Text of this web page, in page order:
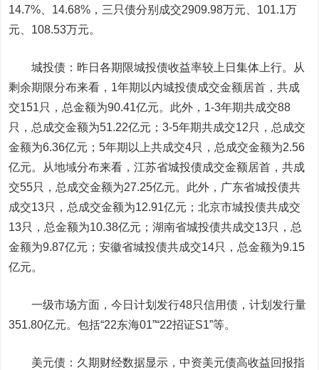
14.7%、14.68%，三只债分别成交2909.98万元、101.1万
元、108.53万元。
城投债 ：昨日各期限城投债收益率较上日集体上行。从
剩余期限分布来看，1年期以内城投债成交金额居首，共成
交151只，总金额为90.41亿元。此外，1-3年期共成交88
只，总成交金额为51.22亿元；3-5年期共成交12只，总成交
金额为6.36亿元；5年期以上共成交4只，总成交金额为2.56
亿元。从地域分布来看，江苏省城投债成交金额居首，共成
交55只，总成交金额为27.25亿元。此外，广东省城投债共
成交13只，总成交金额为12.91亿元；北京市城投债共成交
13只，总金额为10.38亿元；湖南省城投债共成交13只，总
金额为9.87亿元；安徽省城投债共成交14只，总金额为9.15
亿元。
一级市场方面，今日计划发行48只信用债，计划发行量
351.80亿元。包括“22东海01”“22招证S1”等。
美元债 ：久期财经数据显示，中资美元债高收益回报指